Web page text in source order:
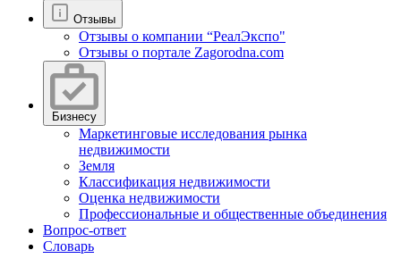
Отзывы
Отзывы о компании “РеалЭкспо"
Отзывы о портале Zagorodna.com
Бизнесу
Маркетинговые исследования рынка
недвижимости
Земля
Классификация недвижимости
Оценка недвижимости
Профессиональные и общественные объединения
Вопрос-ответ
Словарь